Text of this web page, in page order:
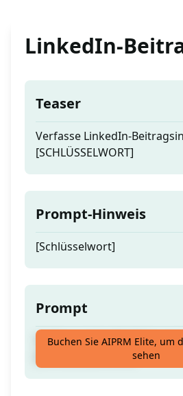
LinkedIn-
Teaser
Verfasse LinkedIn-
[SCHLÜSSELWORT]
Prompt-Hinweis
[Schlüsselwort]
Prompt
Verfasse LinkedIn-
[SCHLÜSSELWORT]
Buchen Sie AIPRM Elite, um
sehen